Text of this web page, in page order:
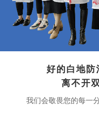
好的白地防
离不开
我们会敬畏您的每一